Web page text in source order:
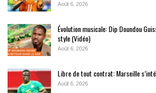
Août 6, 2026
Évolution musicale: Dip Doundou
style (Vidéo)
Août 6, 2026
Libre de tout contrat: Marseille
Août 6, 2026